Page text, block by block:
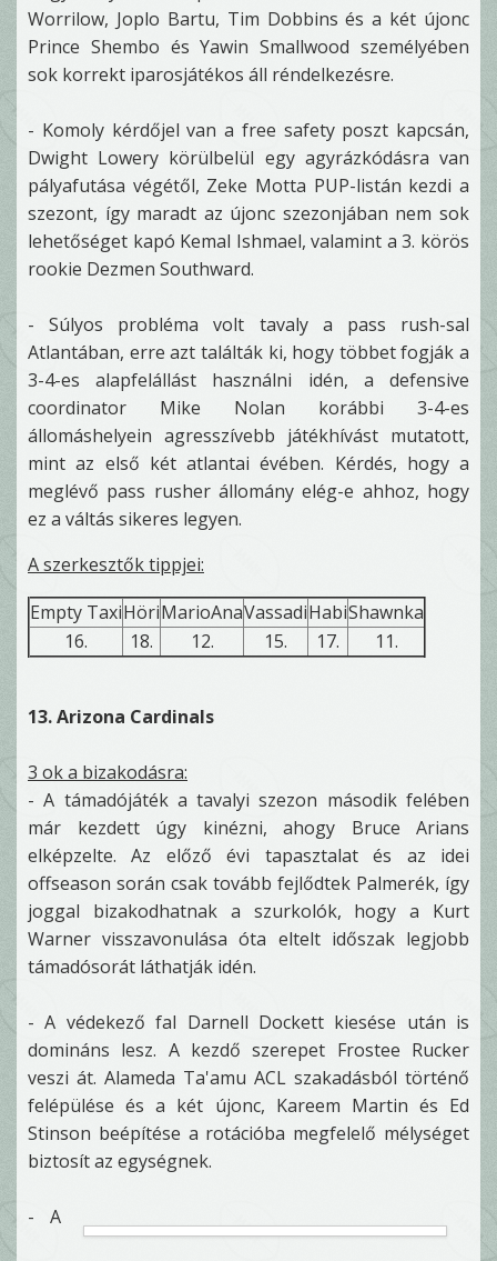
Worrilow, Joplo Bartu, Tim Dobbins és a két újonc
Prince Shembo és Yawin Smallwood személyében
sok korrekt iparosjátékos áll réndelkezésre.
- Komoly kérdőjel van a free safety poszt kapcsán,
Dwight Lowery körülbelül egy agyrázkódásra van
pályafutása végétől, Zeke Motta PUP-listán kezdi a
szezont, így maradt az újonc szezonjában nem sok
lehetőséget kapó Kemal Ishmael, valamint a 3. körös
rookie Dezmen Southward.
- Súlyos probléma volt tavaly a pass rush-sal
Atlantában, erre azt találták ki, hogy többet fogják a
3-4-es alapfelállást használni idén, a defensive
coordinator Mike Nolan korábbi 3-4-es
állomáshelyein agresszívebb játékhívást mutatott,
mint az első két atlantai évében. Kérdés, hogy a
meglévő pass rusher állomány elég-e ahhoz, hogy
ez a váltás sikeres legyen.
A szerkesztők tippjei:
Empty TaxiHöriMarioAnaVassadiHabiShawnka
16.
18. 12. 15. 17. 11.
13. Arizona Cardinals
3 ok a bizakodásra:
- A támadójáték a tavalyi szezon második felében
már kezdett úgy kinézni, ahogy Bruce Arians
elképzelte. Az előző évi tapasztalat és az idei
offseason során csak tovább fejlődtek Palmerék, így
joggal bizakodhatnak a szurkolók, hogy a Kurt
Warner visszavonulása óta eltelt időszak legjobb
támadósorát láthatják idén.
- A védekező fal Darnell Dockett kiesése után is
domináns lesz. A kezdő szerepet Frostee Rucker
veszi át. Alameda Ta'amu ACL szakadásból történő
felépülése és a két újonc, Kareem Martin és Ed
Stinson beépítése a rotációba megfelelő mélységet
biztosít az egységnek.
- A